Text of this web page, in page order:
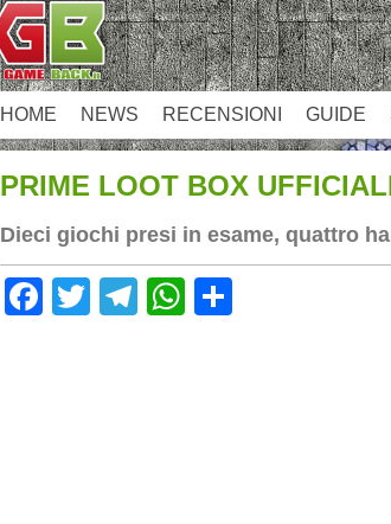
HOME NEWS RECENSIONI GUIDE
PRIME LOOT BOX
Dieci giochi presi in esame, quattro
Facebook
TwitterTelegram
WhatsApp